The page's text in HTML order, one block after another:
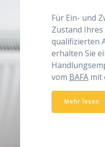
Für Ein- und
Zustand
qualifizierten
erhalten Sie
vom BAFA mit
Mehr lesen